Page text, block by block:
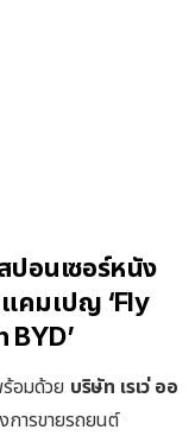
ปอนเซอร์หนัง
คมเปญ ‘Fly
BYD’
อมด้วย บริษัท เรเว่ ออ
การขายรถยนต์